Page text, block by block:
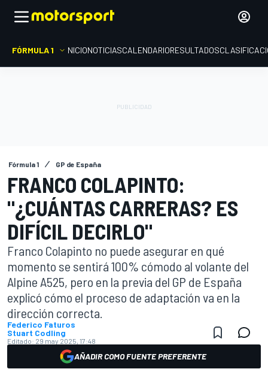
FÓRMULA 1 INICIONOTICIASCALENDARIORESULTADOS
Fórmula 1 GP de España
FRANCO COLAPINTO:
"¿CUÁNTAS CARRERAS? ES
DIFÍCIL DECIRLO"
Franco Colapinto no puede asegurar en qué
momento se sentirá 100% cómodo al volante del
Alpine A525, pero en la previa del GP de España
explicó cómo el proceso de adaptación va en la
dirección correcta.
Federico Faturos
Stuart Codling
Editado: 29 may 2025, 17:48
AÑADIR COMO FUENTE PREFERENTE